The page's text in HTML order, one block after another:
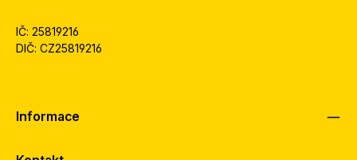
IČ: 25819216
DIČ: CZ25819216
Informace